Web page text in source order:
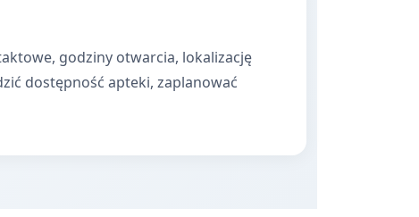
godziny otwarcia, lokalizację
dostępność apteki, zaplanować